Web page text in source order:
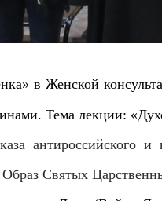
в Женской
Тема лекции:
антироссийского
Святых